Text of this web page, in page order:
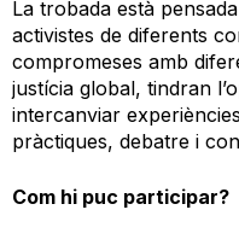
La trobada està
activistes de diferents
compromeses amb
justícia global, tindran
intercanviar
pràctiques, debatre i
Com hi puc participar?